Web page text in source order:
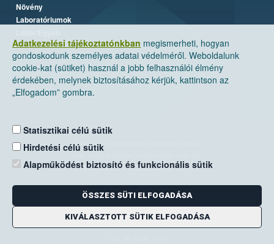
Adatkezelési tájékoztatónkban megismerheti, hogyan
gondoskodunk személyes adatai védelméről. Weboldalunk
cookie-kat (sütiket) használ a jobb felhasználói élmény
érdekében, melynek biztosításához kérjük, kattintson az
„Elfogadom” gombra.
Statisztikai célú sütik
Hirdetési célú sütik
Alapműködést biztosító és funkcionális sütik
ÖSSZES SÜTI ELFOGADÁSA
KIVÁLASZTOTT SÜTIK ELFOGADÁSA
Növény
Laboratóriumok
Nemzeti Élelmiszerlánc-biztonsági Hivatal
Levelezési cím: 1525 Budapest. Pf. 30.
E-mail:ugyfelszolgalat@nebih.gov.hu
Zöld szám: 06-80/263-244
Telefon: 06-1/ 336-9000